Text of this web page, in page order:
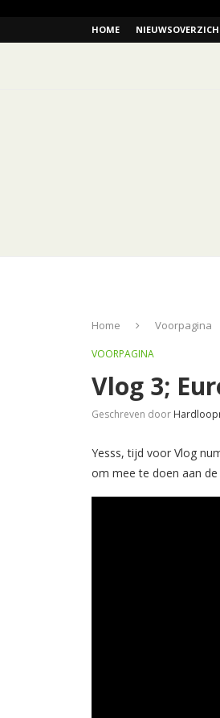
HOME
Home Voorpagina
VOORPAGINA
Vlog 3;
Geschreven door
Yesss, tijd voor Vlog
om mee te doen aan